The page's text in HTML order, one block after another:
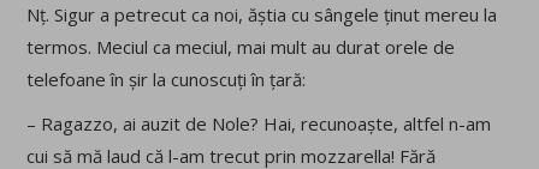
Nț. Sigur a petrecut ca noi, ăștia cu sângele ținut mereu la
termos. Meciul ca meciul, mai mult au durat orele de
telefoane în șir la cunoscuți în țară:
– Ragazzo, ai auzit de Nole? Hai, recunoaște, altfel n-am
cui să mă laud că l-am trecut prin mozzarella! Fără